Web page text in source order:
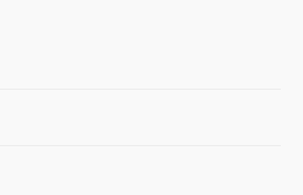
nước Hygienic Care sử dụng